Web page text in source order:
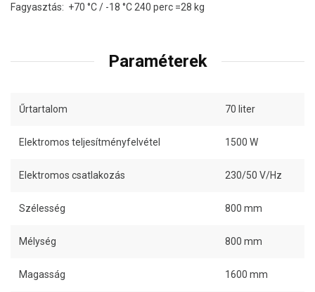
Fagyasztás: +70 °C / -18 °C 240 perc =28 kg
Paraméterek
Űrtartalom 70 liter
Elektromos teljesítményfelvétel 1500 W
Elektromos csatlakozás 230/50 V/Hz
Szélesség 800 mm
Mélység 800 mm
Magasság 1600 mm